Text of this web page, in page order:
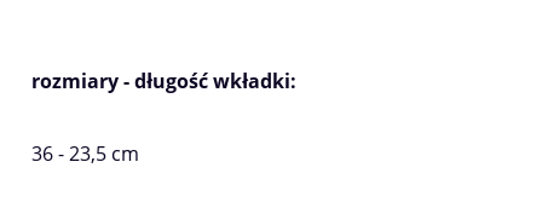
rozmiary - długość wkładki:
36 - 23,5 cm